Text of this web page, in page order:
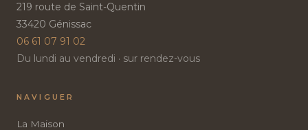
219 route de Saint-Quentin
33420 Génissac
06 61 07 91 02
Du lundi au vendredi · sur rendez-vous
NAVIGUER
La Maison